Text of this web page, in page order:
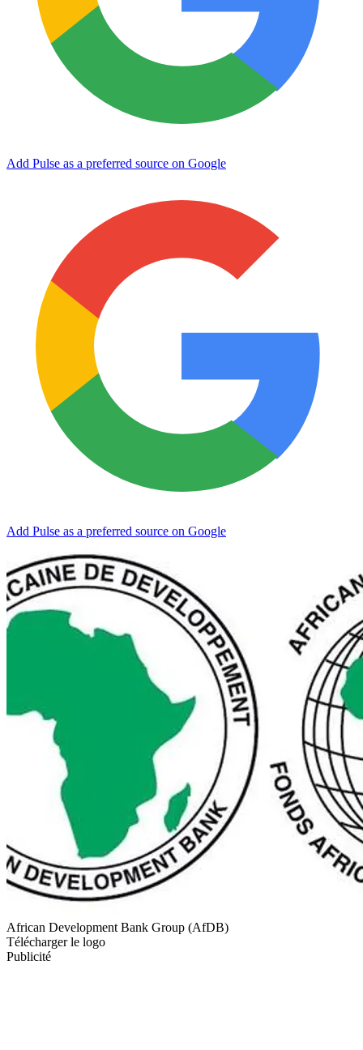
Add Pulse as a preferred source on Google
Add Pulse as a preferred source on Google
African Development Bank Group (AfDB)
Télécharger le logo
Publicité